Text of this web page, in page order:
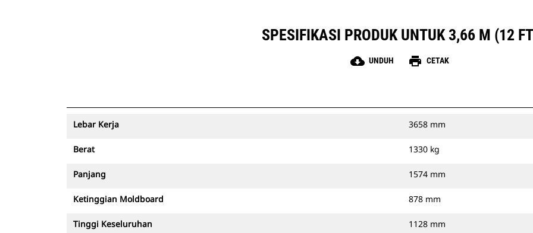
SPESIFIKASI PRODUK UNTUK 3,66 M (12
cloud_download UNDUH print CETAK
Lebar Kerja 3658 mm
Berat 1330 kg
Panjang 1574 mm
Ketinggian Moldboard 878 mm
Tinggi Keseluruhan 1128 mm